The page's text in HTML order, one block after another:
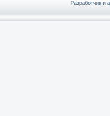
Разработчик и